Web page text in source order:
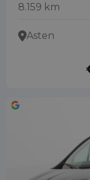
8.159 km
Asten